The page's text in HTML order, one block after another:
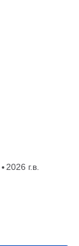
2026 г.в.